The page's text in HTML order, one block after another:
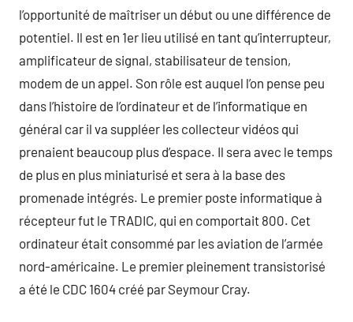
l’opportunité de maîtriser un début ou une différence de
potentiel. Il est en 1er lieu utilisé en tant qu’interrupteur,
amplificateur de signal, stabilisateur de tension,
modem de un appel. Son rôle est auquel l’on pense peu
dans l’histoire de l’ordinateur et de l’informatique en
général car il va suppléer les collecteur vidéos qui
prenaient beaucoup plus d’espace. Il sera avec le temps
de plus en plus miniaturisé et sera à la base des
promenade intégrés. Le premier poste informatique à
récepteur fut le TRADIC, qui en comportait 800. Cet
ordinateur était consommé par les aviation de l’armée
nord-américaine. Le premier pleinement transistorisé
a été le CDC 1604 créé par Seymour Cray.